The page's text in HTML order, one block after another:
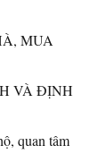
MUA
VÀ ĐỊNH
quan tâm